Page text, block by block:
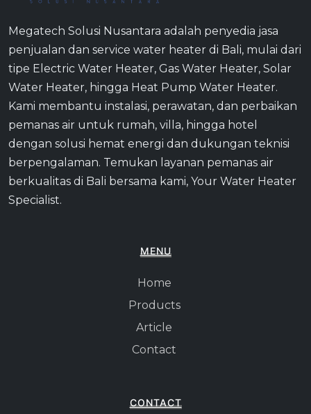
Megatech Solusi Nusantara adalah penyedia jasa
penjualan dan service water heater di Bali, mulai dari
tipe Electric Water Heater, Gas Water Heater, Solar
Water Heater, hingga Heat Pump Water Heater.
Kami membantu instalasi, perawatan, dan perbaikan
pemanas air untuk rumah, villa, hingga hotel
dengan solusi hemat energi dan dukungan teknisi
berpengalaman. Temukan layanan pemanas air
berkualitas di Bali bersama kami, Your Water Heater
Specialist.
MENU
Home
Products
Article
Contact
CONTACT